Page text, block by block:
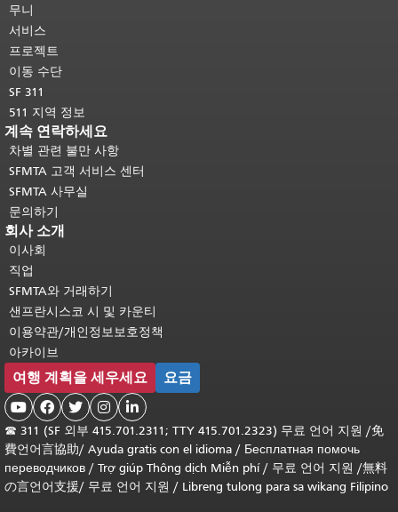
머지 내용은 모든 페이지에 반복됩니
다.메인 콘텐츠 상단으로 돌아가려면
여기를 클릭하십시오
무니
서비스
프로젝트
이동 수단
SF 311
511 지역 정보
계속 연락하세요
차별 관련 불만 사항
SFMTA 고객 서비스 센터
SFMTA 사무실
문의하기
회사 소개
이사회
직업
SFMTA와 거래하기
샌프란시스코 시 및 카운티
이용약관/개인정보보호정책
아카이브
여행 계획을 세우세요 요금
    
☎ 311 (SF 외부 415.701.2311; TTY 415.701.2323) 무료 언어 지원 /免
費언어言協助/ Ayuda gratis con el idioma / Бесплатная помочь
переводчиков / Trợ giúp Thông dịch Miễn phí/ 무료 언어 지원 /無料
の言언어支援/ 무료 언어 지원 / Libreng tulong para sa wikang Filipino